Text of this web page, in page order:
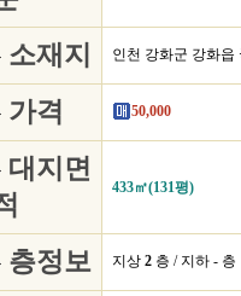
소재지 인천 강화군 강화읍
가격 50,000
대지면
433㎡(131평)
층정보 지상 2층 / 지하 - 층